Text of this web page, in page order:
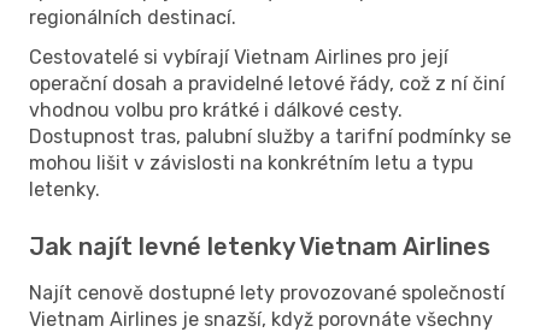
regionálních destinací.
Cestovatelé si vybírají Vietnam Airlines pro její
operační dosah a pravidelné letové řády, což z ní činí
vhodnou volbu pro krátké i dálkové cesty.
Dostupnost tras, palubní služby a tarifní podmínky se
mohou lišit v závislosti na konkrétním letu a typu
letenky.
Jak najít levné letenky Vietnam Airlines
Najít cenově dostupné lety provozované společností
Vietnam Airlines je snazší, když porovnáte všechny